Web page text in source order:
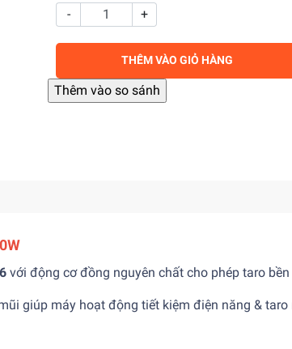
-
+
THÊM VÀO GIỎ HÀNG
với động cơ đồng nguyên chất cho phép taro
giúp máy hoạt động tiết kiệm điện năng &